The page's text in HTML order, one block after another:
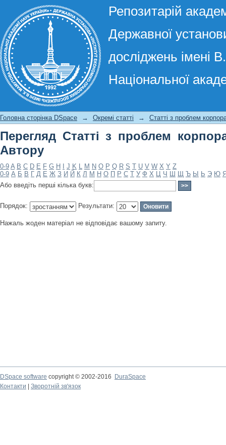
Репозитарій
Державної
досліджень імені
Національної
Перегляд Статті з проблем
Головна сторінка DSpace → Окремі статті → Статті з проблем
Перегляд Статті з проблем
Автору
0-9 A B C D E F G H J K L M N O P Q R S T U V W X Y Z
0-9 А Б В Г Д Е Ж З И Й К Л М Н О П Р С Т У Ф Х Ц Ч Ш Щ Ъ Ы Ь Э Ю
Або введіть перші кілька букв:
Порядок: Результати:
Нажаль жоден матеріал не відповідає вашому запиту.
DSpace software copyright © 2002-2016
DuraSpace
Контакти
Зворотній зв'язок